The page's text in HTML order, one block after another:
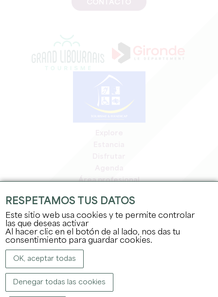
Área profesional
Espacio prensa
Empleo y prácticas
Información jurídica
Política de confidencialidad
RESPETAMOS TUS DATOS
Este sitio web usa cookies y te permite controlar
las que deseas activar
Al hacer clic en el botón de al lado, nos das tu
consentimiento para guardar cookies.
OK, aceptar todas
Denegar todas las cookies